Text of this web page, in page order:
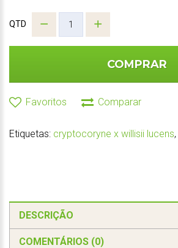
QTD
COMPRAR
Favoritos Comparar
Etiquetas: cryptocoryne x willisii lucens,
DESCRIÇÃO
COMENTÁRIOS (0)